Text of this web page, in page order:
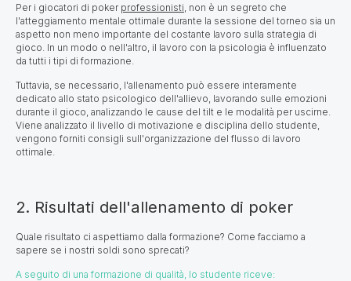
Per i giocatori di poker professionisti , non è un segreto che
l'atteggiamento mentale ottimale durante la sessione del torneo sia un
aspetto non meno importante del costante lavoro sulla strategia di
gioco. In un modo o nell'altro, il lavoro con la psicologia è influenzato
da tutti i tipi di formazione.
Tuttavia, se necessario, l'allenamento può essere interamente
dedicato allo stato psicologico dell'allievo, lavorando sulle emozioni
durante il gioco, analizzando le cause del tilt e le modalità per uscirne.
Viene analizzato il livello di motivazione e disciplina dello studente,
vengono forniti consigli sull'organizzazione del flusso di lavoro
ottimale.
2. Risultati dell'allenamento di poker
Quale risultato ci aspettiamo dalla formazione? Come facciamo a
sapere se i nostri soldi sono sprecati?
A seguito di una formazione di qualità, lo studente riceve: